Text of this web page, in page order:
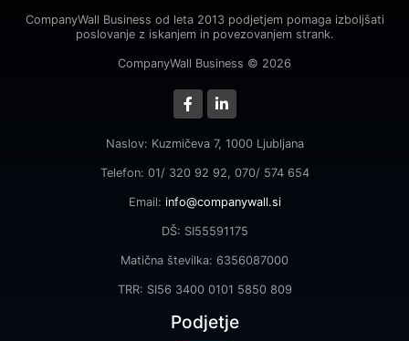
CompanyWall Business od leta 2013 podjetjem pomaga izboljšati
poslovanje z iskanjem in povezovanjem strank.
CompanyWall Business © 2026
Naslov: Kuzmičeva 7, 1000 Ljubljana
Telefon: 01/ 320 92 92, 070/ 574 654
Email: info@companywall.si
DŠ: SI55591175
Matična številka: 6356087000
TRR: SI56 3400 0101 5850 809
Podjetje